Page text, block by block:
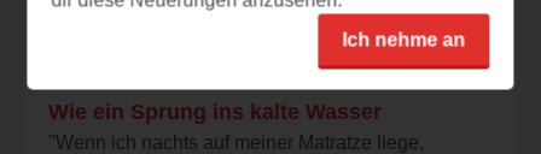
Wie ein Sprung ins kalte Wasser
"Wenn ich nachts auf meiner Matratze liege,
Ich nehme an